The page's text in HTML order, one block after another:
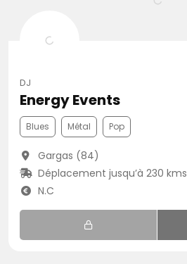
DJ
Energy Events
Blues Métal Pop
Gargas (84)
Déplacement jusqu’à 230 kms
N.C